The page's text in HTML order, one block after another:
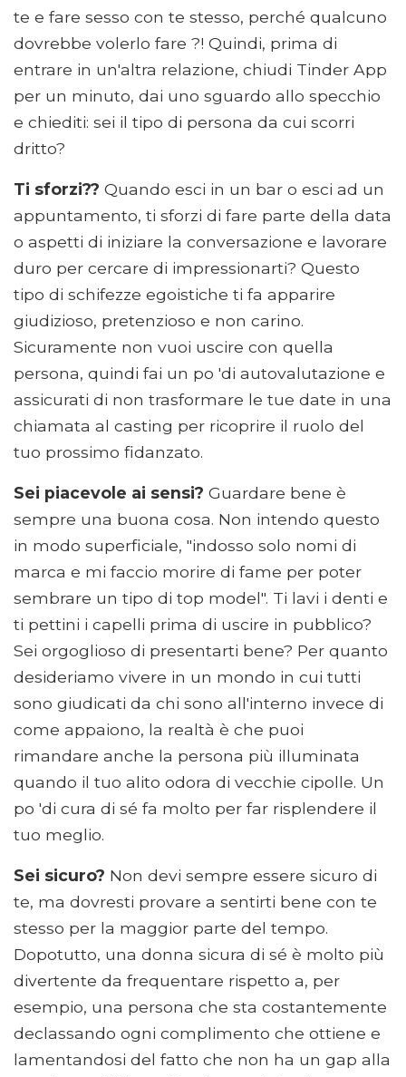
te e fare sesso con te stesso, perché qualcuno
dovrebbe volerlo fare ?! Quindi, prima di
entrare in un'altra relazione, chiudi Tinder App
per un minuto, dai uno sguardo allo specchio
e chiediti: sei il tipo di persona da cui scorri
dritto?
Ti sforzi?? Quando esci in un bar o esci ad un
appuntamento, ti sforzi di fare parte della data
o aspetti di iniziare la conversazione e lavorare
duro per cercare di impressionarti? Questo
tipo di schifezze egoistiche ti fa apparire
giudizioso, pretenzioso e non carino.
Sicuramente non vuoi uscire con quella
persona, quindi fai un po 'di autovalutazione e
assicurati di non trasformare le tue date in una
chiamata al casting per ricoprire il ruolo del
tuo prossimo fidanzato.
Sei piacevole ai sensi? Guardare bene è
sempre una buona cosa. Non intendo questo
in modo superficiale, "indosso solo nomi di
marca e mi faccio morire di fame per poter
sembrare un tipo di top model". Ti lavi i denti e
ti pettini i capelli prima di uscire in pubblico?
Sei orgoglioso di presentarti bene? Per quanto
desideriamo vivere in un mondo in cui tutti
sono giudicati da chi sono all'interno invece di
come appaiono, la realtà è che puoi
rimandare anche la persona più illuminata
quando il tuo alito odora di vecchie cipolle. Un
po 'di cura di sé fa molto per far risplendere il
tuo meglio.
Sei sicuro? Non devi sempre essere sicuro di
te, ma dovresti provare a sentirti bene con te
stesso per la maggior parte del tempo.
Dopotutto, una donna sicura di sé è molto più
divertente da frequentare rispetto a, per
esempio, una persona che sta costantemente
declassando ogni complimento che ottiene e
lamentandosi del fatto che non ha un gap alla